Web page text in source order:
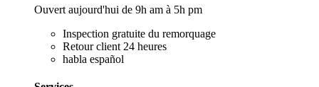
Ouvert aujourd'hui de 9h am à 5h pm
Inspection gratuite du remorquage
Retour client 24 heures
habla español